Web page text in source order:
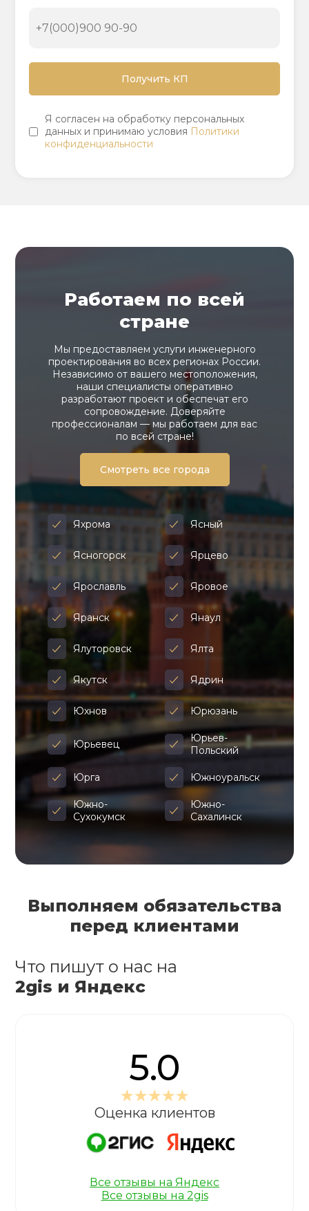
Я согласен на обработку персональных
данных и принимаю условия Политики
конфиденциальности
Работаем по всей
стране
Мы предоставляем услуги инженерного
проектирования во всех регионах России.
Независимо от вашего местоположения,
наши специалисты оперативно
разработают проект и обеспечат его
сопровождение. Доверяйте
профессионалам — мы работаем для вас
по всей стране!
Смотреть все города
Яхрома Ясный
Ясногорск Ярцево
Ярославль Яровое
Яранск Янаул
Ялуторовск Ялта
Якутск Ядрин
Юхнов Юрюзань
Юрьевец
Юрьев-
Польский
Юрга Южноуральск
Южно-
Сухокумск
Южно-
Сахалинск
Выполняем обязательства
перед клиентами
Что пишут о нас на
2gis и Яндекс
5.0
Оценка клиентов
Все отзывы на Яндекс
Все отзывы на 2gis